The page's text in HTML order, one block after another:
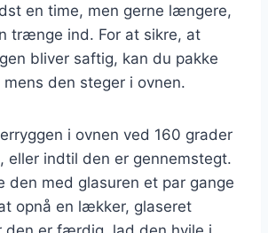
en time, men gerne længere,
trænge ind. For at sikre, at
bliver saftig, kan du pakke
den steger i ovnen.
i ovnen ved 160 grader
eller indtil den er gennemstegt.
den med glasuren et par gange
opnå en lækker, glaseret